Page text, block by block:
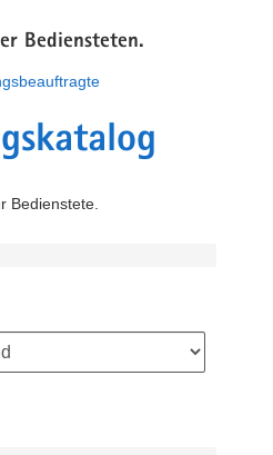
Bediensteten.
Bedienstete.